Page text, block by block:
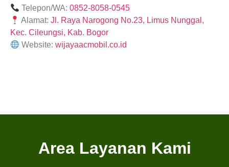
Telepon/WA:0852-8058-0545
Alamat:Jl. Raya Narogong No.23, Limus Nunggal,
Kec. Cileungsi, Kab. Bogor
Website:wijayaacmobil.co.id
Area Layanan Kami